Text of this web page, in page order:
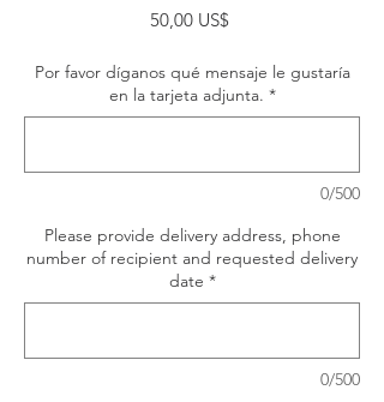
50,00 US$Precio
Por favor díganos qué mensaje le gustaría
en la tarjeta adjunta. *
0/500
Please provide delivery address, phone
number of recipient and requested delivery
date *
0/500